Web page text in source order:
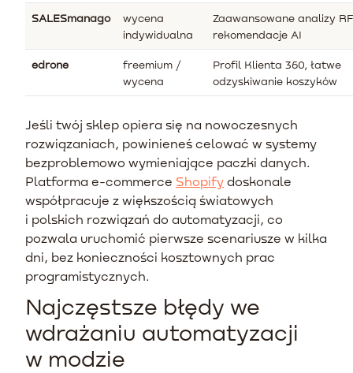
SALESmanago
wycena
indywidualna
Zaawansowane analizy
rekomendacje AI
edrone
freemium /
wycena
Profil Klienta 360, łatwe
odzyskiwanie koszyków
Jeśli twój sklep opiera się na nowoczesnych
rozwiązaniach, powinieneś celować w systemy
bezproblemowo wymieniające paczki danych.
Platforma e-commerce Shopify doskonale
współpracuje z większością światowych
i polskich rozwiązań do automatyzacji, co
pozwala uruchomić pierwsze scenariusze w kilka
dni, bez konieczności kosztownych prac
programistycznych.
Najczęstsze błędy we
wdrażaniu automatyzacji
w modzie